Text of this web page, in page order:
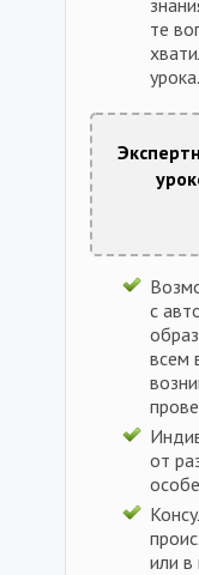
те
урока.
с
всем
от
или в